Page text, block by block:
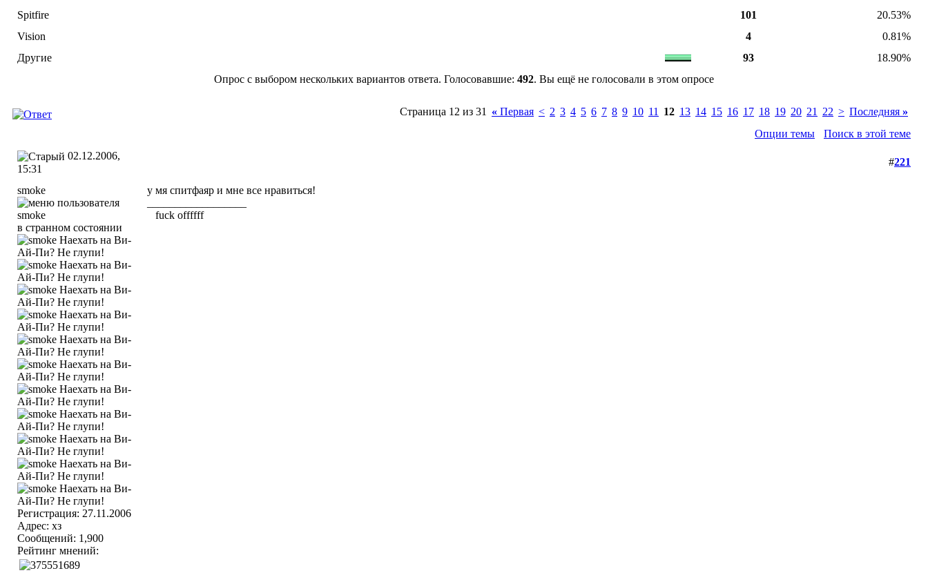
Spitfire
101
20.53%
Vision
4
0.81%
Другие
93
18.90%
Опрос с выбором нескольких вариантов ответа. Голосовавшие: 492. Вы ещё не голосовали в этом опросе
Страница 12 из 31 « Первая < 2 3 4 5 6 7 8 9 10 11 12 13 14 15 16 17 18 19 20 21 22 > Последняя »
Опции темы
Поиск в этой теме
02.12.2006,
15:31
#221
smoke
в странном состоянии
Регистрация: 27.11.2006
Адрес: хз
Сообщений: 1,900
Рейтинг мнений:
у мя спитфаяр и мне все нравиться!
fuck offffff